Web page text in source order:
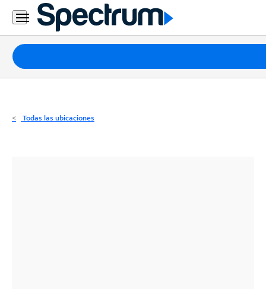
Residencial
Business
Paquetes
Internet
Todas las ubicaciones